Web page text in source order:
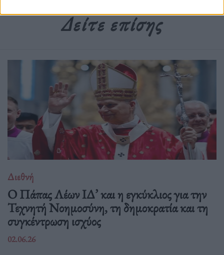
Δείτε επίσης
Διεθνή
Ο Πάπας Λέων ΙΔ’ και η εγκύκλιος για την
Τεχνητή Νοημοσύνη, τη δημοκρατία και τη
συγκέντρωση ισχύος
02.06.26